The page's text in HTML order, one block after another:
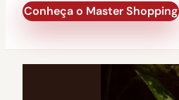
Conheça o Master Shopping